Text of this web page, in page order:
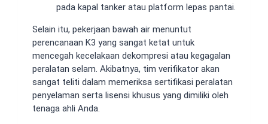
pada kapal tanker atau platform lepas pantai.
Selain itu, pekerjaan bawah air menuntut
perencanaan K3 yang sangat ketat untuk
mencegah kecelakaan dekompresi atau kegagalan
peralatan selam. Akibatnya, tim verifikator akan
sangat teliti dalam memeriksa sertifikasi peralatan
penyelaman serta lisensi khusus yang dimiliki oleh
tenaga ahli Anda.